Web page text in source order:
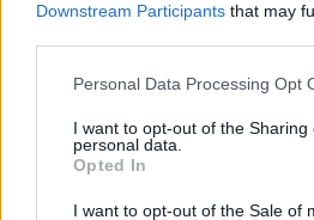
Downstream Participants that may
Please note that this website/app
not limited to your visit or usage
grant or deny consent to Google
use your data for below specified
consent section.
Personal Data Processing Opt
I want to opt-out of the Sharing
personal data.
Opted In
I want to opt-out of the Sale of
FLASH FOCUS